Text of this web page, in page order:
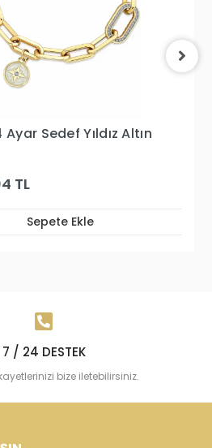
Ayar Altın Bileklik
TL
Sepete Ekle
7 / 24 DESTEK
bize iletebilirsiniz.